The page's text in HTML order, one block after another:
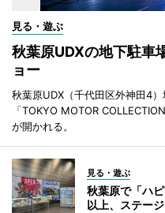
見る・遊ぶ
秋葉原UDXの地下駐車
ョー
秋葉原UDX（千代田区外神田4
「TOKYO MOTOR
が開かれる。
見る・遊ぶ
秋葉原で「ハ
以上、ステー